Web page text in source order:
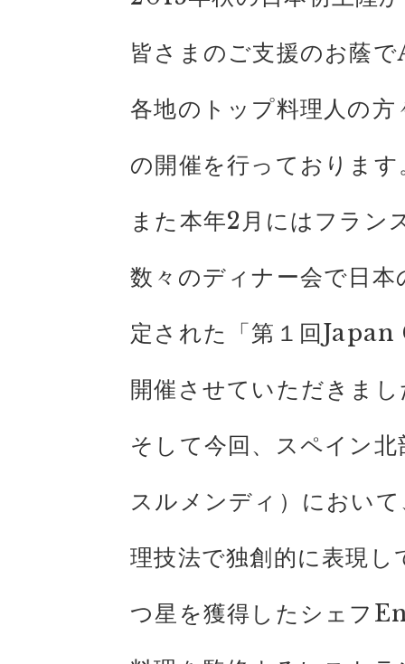
皆さまのご支援のお蔭
各地のトップ料理人の
の開催を行っております
また本年2月にはフラン
数々のディナー会で日
定された「第１回
開催させていただきま
そして今回、スペイン
スルメンディ）におい
理技法で独創的に表現
つ星を獲得したシェフ